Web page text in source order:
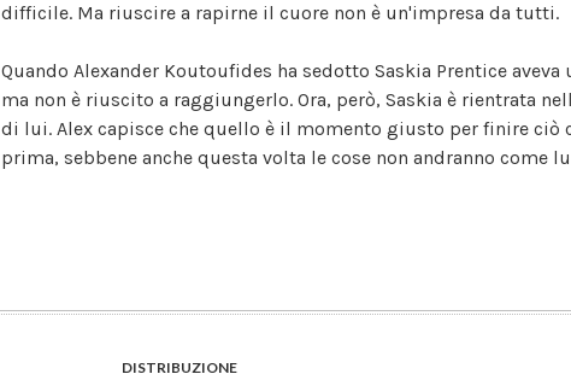
difficile. Ma riuscire a rapirne il cuore non è un'impresa da tutti.
Quando Alexander Koutoufides ha sedotto Saskia Prentice
ma non è riuscito a raggiungerlo. Ora, però, Saskia è rientrata
di lui. Alex capisce che quello è il momento giusto per finire ciò
prima, sebbene anche questa volta le cose non andranno come
DISTRIBUZIONE